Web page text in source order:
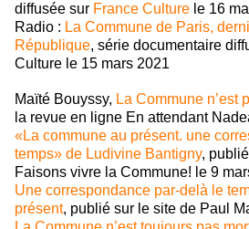
diffusée sur France Culture le 16
Radio : La Commune de Paris,
République, série documentaire
Culture le 15 mars 2021
Maïté Bouyssy, La Commune n’est
la revue en ligne En attendant
«La commune au présent. une
temps» de Ludivine Bantigny,
Faisons vivre la Commune! le 9
Une correspondance par-delà le
présent, publié sur le site de Paul